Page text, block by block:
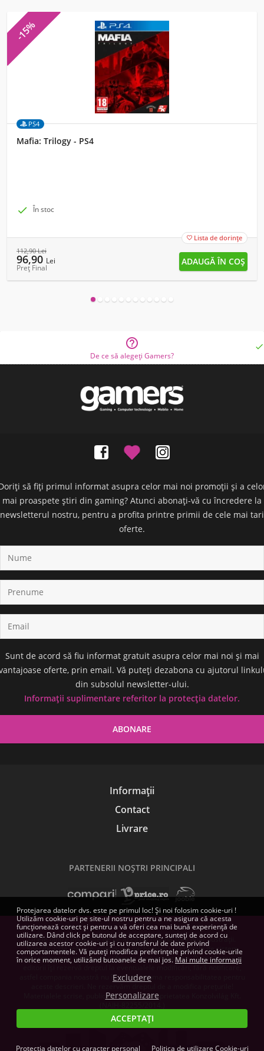
-15%
PS4
Mafia: Trilogy - PS4
 În stoc
 Lista de dorințe
112,90Lei
96,90 Lei
Preț Final

De ce să alegeți Gamers?

să fiți primul informat asupra celor mai noi promoții și a
mai proaspete știri din gaming? Atunci abonați-vă cu încredere la
newsletterul nostru, pentru a profita printre primii de cele mai tari
oferte.
Sunt de acord să fiu informat gratuit asupra celor mai noi și mai
oferte, prin email. Vă puteți dezabona cu ajutorul
din subsolul newsletter-ului.
Informații suplimentare referitor la protecția datelor.
Informații
Contact
Livrare
PARTENERII NOŞTRI PRINCIPALI
Unele dintre imaginile de pe această pagină sunt doar ilustrații.
Specificațiile tehnice, conținutul pachetelor și cerințele de sistem
indicate pentru produsele software sunt orientative. Dezvoltatorii și
editorii își rezervă dreptul la eventualele modificări, fără notificare,
astfel compania noastră nu își poate asuma responsabilitatea pentru
Materialele scrise, publicate aici, sunt proprietatea Konzolvilág Kft.
Protejarea datelor dvs. este pe primul loc! Și noi folosim cookie-uri !
Utilizăm cookie-uri pe site-ul nostru pentru a ne asigura că acesta
funcționează corect și pentru a vă oferi cea mai bună experiență de
utilizare. Dând click pe butonul de acceptare, sunteți de acord cu
utilizarea acestor cookie-uri și cu transferul de date privind
comportamentele. Vă puteți modifica preferințele privind cookie-urile
în orice moment, utilizând butoanele de mai jos. Mai multe informații
Excludere
Personalizare
ACCEPTAȚI
Protecția datelor cu caracter personal Politica de utilizare Cookie-uri